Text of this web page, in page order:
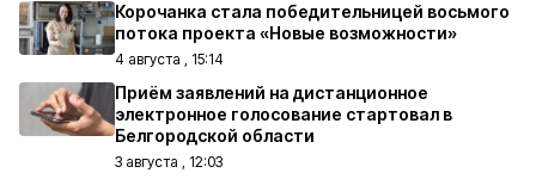
Корочанка стала победительницей восьмого
потока проекта «Новые возможности»
4 августа , 15:14
Приём заявлений на дистанционное
электронное голосование стартовал в
Белгородской области
3 августа , 12:03